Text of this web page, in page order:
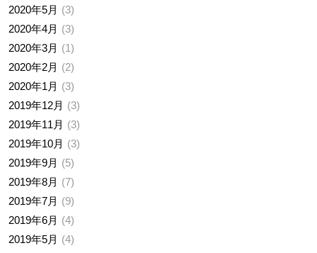
2020年5月
3
2020年4月
3
2020年3月
1
2020年2月
2
2020年1月
3
2019年12月
3
2019年11月
3
2019年10月
3
2019年9月
5
2019年8月
7
2019年7月
9
2019年6月
4
2019年5月
4